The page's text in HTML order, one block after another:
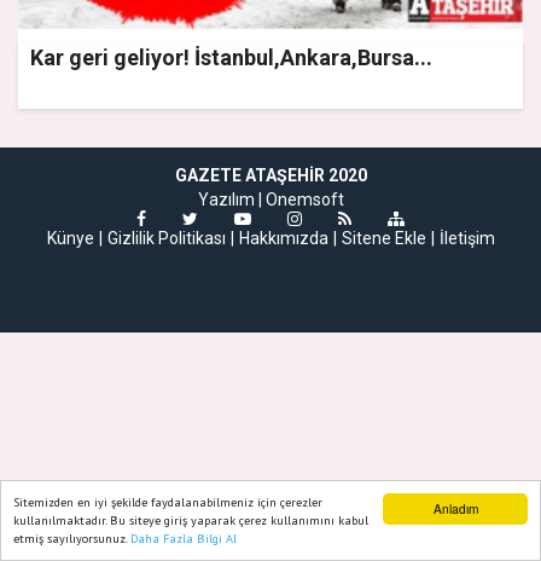
Anladım
Sitemizden en iyi şekilde faydalanabilmeniz için çerezler
kullanılmaktadır. Bu siteye giriş yaparak çerez kullanımını kabul
etmiş sayılıyorsunuz. Daha Fazla Bilgi Al
Kar geri geliyor! İstanbul,Ankara,Bursa...
GAZETE ATAŞEHIR 2020
Yazılım | Onemsoft
Künye
Gizlilik Politikası Hakkımızda Sitene Ekle İletişim
Ana Sayfa Web TV